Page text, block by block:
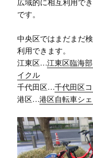
広域的に相互利用で
です。
中央区ではまだまだ
利用できます。
江東区…江東区臨海
イクル
千代田区…千代田区
港区…港区自転車シ